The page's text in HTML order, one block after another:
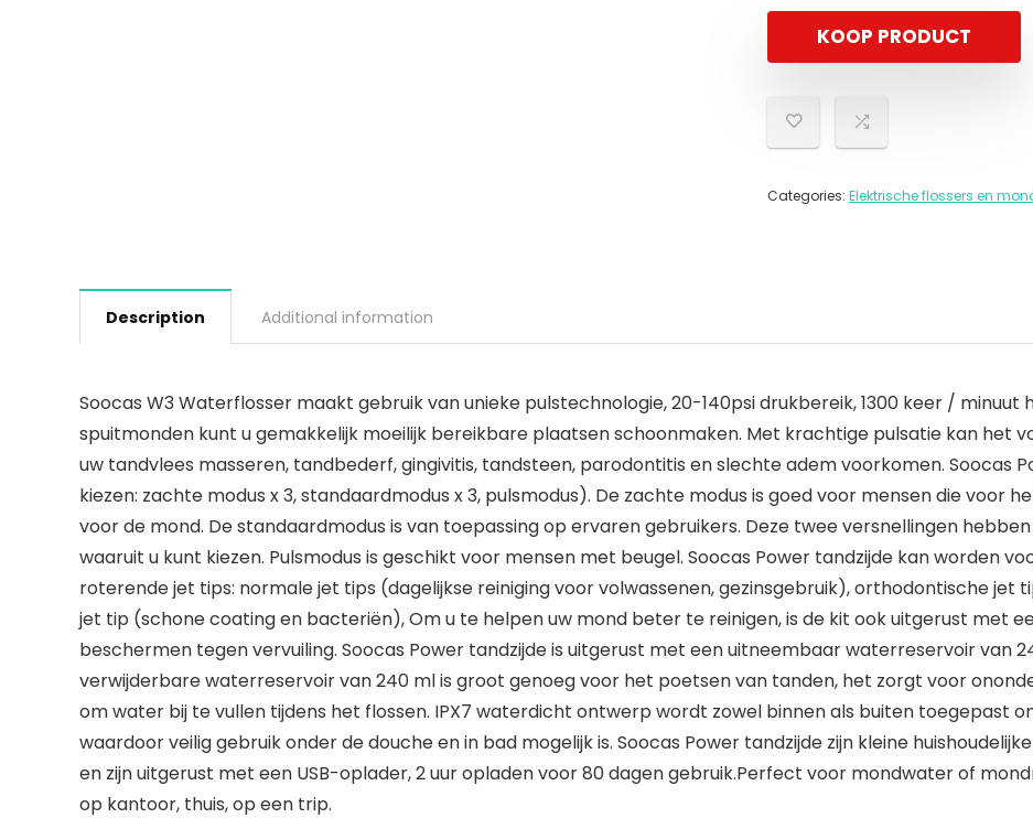
KOOP PRODUCT
Categories: Elektrische flossers en
Description Additional information
Soocas W3 Waterflosser maakt gebruik van unieke pulstechnologie, 20-140psi drukbereik, 1300 keer /
spuitmonden kunt u gemakkelijk moeilijk bereikbare plaatsen schoonmaken. Met krachtige pulsatie kan het
uw tandvlees masseren, tandbederf, gingivitis, tandsteen, parodontitis en slechte adem voorkomen. Soocas
kiezen: zachte modus x 3, standaardmodus x 3, pulsmodus). De zachte modus is goed voor mensen die voor
voor de mond. De standaardmodus is van toepassing op ervaren gebruikers. Deze twee versnellingen
waaruit u kunt kiezen. Pulsmodus is geschikt voor mensen met beugel. Soocas Power tandzijde kan worden
roterende jet tips: normale jet tips (dagelijkse reiniging voor volwassenen, gezinsgebruik), orthodontische jet
jet tip (schone coating en bacteriën), Om u te helpen uw mond beter te reinigen, is de kit ook uitgerust met
beschermen tegen vervuiling. Soocas Power tandzijde is uitgerust met een uitneembaar waterreservoir van
verwijderbare waterreservoir van 240 ml is groot genoeg voor het poetsen van tanden, het zorgt voor
om water bij te vullen tijdens het flossen. IPX7 waterdicht ontwerp wordt zowel binnen als buiten toegepast
waardoor veilig gebruik onder de douche en in bad mogelijk is. Soocas Power tandzijde zijn kleine
en zijn uitgerust met een USB-oplader, 2 uur opladen voor 80 dagen gebruik.Perfect voor mondwater of
op kantoor, thuis, op een trip.